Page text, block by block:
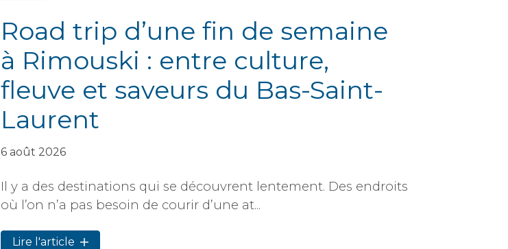
Road trip d’une fin de semaine
à Rimouski : entre culture,
fleuve et saveurs du Bas-Saint-
Laurent
6 août 2026
Il y a des destinations qui se découvrent lentement. Des endroits
où l’on n’a pas besoin de courir d’une at...
Lire l'article